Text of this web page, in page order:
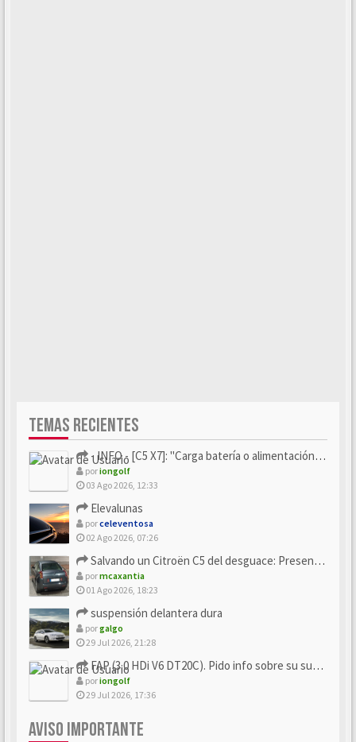
TEMAS RECIENTES
- INFO - [C5 X7]: "Carga batería o alimentación eléctri...
poriongolf
03 Ago 2026, 12:33
Elevalunas
porceleventosa
02 Ago 2026, 07:26
Salvando un Citroën C5 del desguace: Presentación y seguimiento
pormcaxantia
01 Ago 2026, 18:23
suspensión delantera dura
porgalgo
29 Jul 2026, 21:28
FAP (3.0 HDi V6 DT20C). Pido info sobre su sustitución
poriongolf
29 Jul 2026, 17:36
AVISO IMPORTANTE